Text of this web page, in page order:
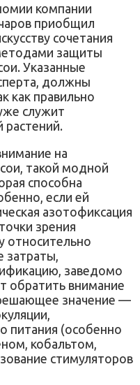
компании
приобщил
сочетания
защиты
Указанные
должны
как правильно
служит
растений.
на
такой модной
способна
если ей
азотофиксация
зрения
относительно
заведомо
обратить внимание
значение —
питания (особенно
кобальтом,
стимуляторов